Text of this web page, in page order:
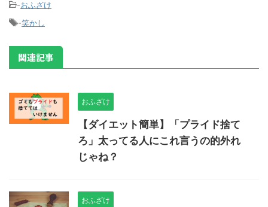
-おふざけ
-笑かし
関連記事
おふざけ
【ダイエット簡単】「プライド捨て
ろ」太ってる人にこれ言うの的外れ
じゃね？
おふざけ